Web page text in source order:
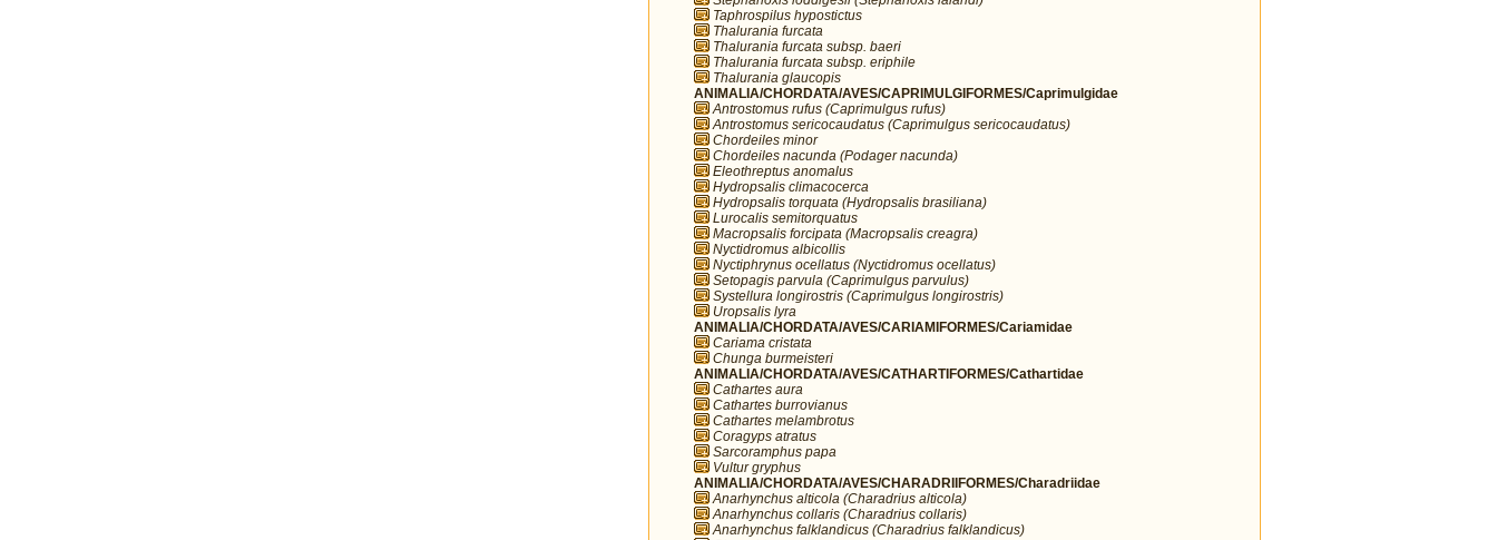
Taphrospilus hypostictus
Thalurania furcata
Thalurania furcata subsp. baeri
Thalurania furcata subsp. eriphile
Thalurania glaucopis
ANIMALIA/CHORDATA/AVES/CAPRIMULGIFORMES/Caprimulgidae
Antrostomus rufus (Caprimulgus rufus)
Antrostomus sericocaudatus (Caprimulgus sericocaudatus)
Chordeiles minor
Chordeiles nacunda (Podager nacunda)
Eleothreptus anomalus
Hydropsalis climacocerca
Hydropsalis torquata (Hydropsalis brasiliana)
Lurocalis semitorquatus
Macropsalis forcipata (Macropsalis creagra)
Nyctidromus albicollis
Nyctiphrynus ocellatus (Nyctidromus ocellatus)
Setopagis parvula (Caprimulgus parvulus)
Systellura longirostris (Caprimulgus longirostris)
Uropsalis lyra
ANIMALIA/CHORDATA/AVES/CARIAMIFORMES/Cariamidae
Cariama cristata
Chunga burmeisteri
ANIMALIA/CHORDATA/AVES/CATHARTIFORMES/Cathartidae
Cathartes aura
Cathartes burrovianus
Cathartes melambrotus
Coragyps atratus
Sarcoramphus papa
Vultur gryphus
ANIMALIA/CHORDATA/AVES/CHARADRIIFORMES/Charadriidae
Anarhynchus alticola (Charadrius alticola)
Anarhynchus collaris (Charadrius collaris)
Anarhynchus falklandicus (Charadrius falklandicus)